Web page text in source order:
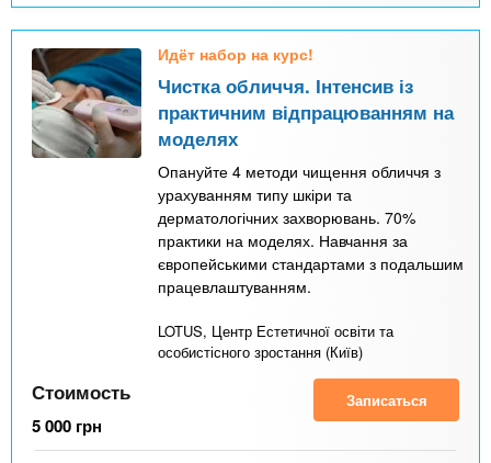
Идёт набор на курс!
Чистка обличчя. Інтенсив із
практичним відпрацюванням на
моделях
Опануйте 4 методи чищення обличчя з
урахуванням типу шкіри та
дерматологічних захворювань. 70%
практики на моделях. Навчання за
європейськими стандартами з подальшим
працевлаштуванням.
LOTUS, Центр Естетичної освіти та
особистісного зростання (Київ)
Стоимость
5 000 грн
Записаться